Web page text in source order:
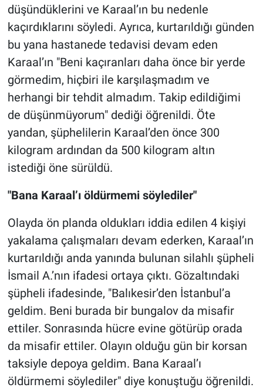
düşündüklerini ve Karaal’ın bu nedenle
kaçırdıklarını söyledi. Ayrıca, kurtarıldığı günden
bu yana hastanede tedavisi devam eden
Karaal’ın "Beni kaçıranları daha önce bir yerde
görmedim, hiçbiri ile karşılaşmadım ve
herhangi bir tehdit almadım. Takip edildiğimi
de düşünmüyorum" dediği öğrenildi. Öte
yandan, şüphelilerin Karaal’den önce 300
kilogram ardından da 500 kilogram altın
istediği öne sürüldü.
"Bana Karaal’ı öldürmemi söylediler"
Olayda ön planda oldukları iddia edilen 4 kişiyi
yakalama çalışmaları devam ederken, Karaal’ın
kurtarıldığı anda yanında bulunan silahlı şüpheli
İsmail A.’nın ifadesi ortaya çıktı. Gözaltındaki
şüpheli ifadesinde, "Balıkesir’den İstanbul’a
geldim. Beni burada bir bungalov da misafir
ettiler. Sonrasında hücre evine götürüp orada
da misafir ettiler. Olayın olduğu gün bir korsan
taksiyle depoya geldim. Bana Karaal’ı
öldürmemi söylediler" diye konuştuğu öğrenildi.